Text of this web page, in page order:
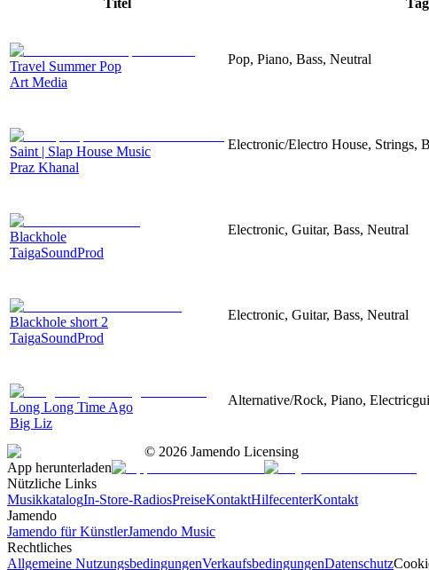
Travel Summer Pop
Art Media
Pop, Piano, Bass, Neutral
Saint | Slap House Music
Praz Khanal
Electronic/Electro House, Strings,
Blackhole
TaigaSoundProd
Electronic, Guitar, Bass, Neutral
Blackhole short 2
TaigaSoundProd
Electronic, Guitar, Bass, Neutral
Long Long Time Ago
Big Liz
Alternative/Rock, Piano,
© 2026 Jamendo Licensing
App herunterladen
Nützliche Links
MusikkatalogIn-Store-RadiosPreiseKontaktHilfecenterKontakt
Jamendo
Jamendo für KünstlerJamendo Music
Rechtliches
Allgemeine NutzungsbedingungenVerkaufsbedingungenDatenschutz